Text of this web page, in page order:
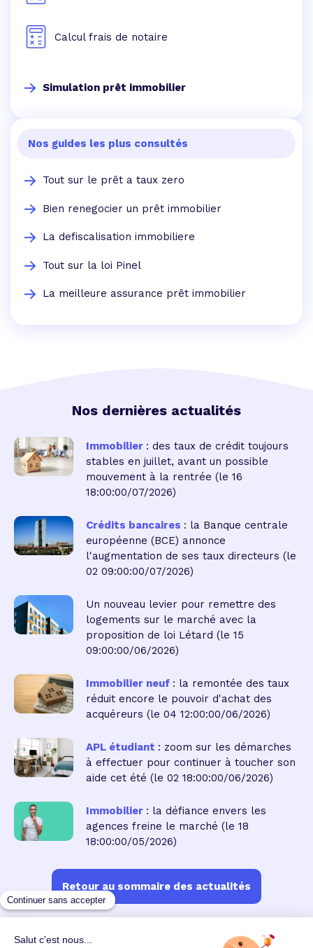
Calcul frais de notaire
Simulation prêt immobilier
Nos guides les plus consultés
Tout sur le prêt a taux zero
Bien renegocier un prêt immobilier
La defiscalisation immobiliere
Tout sur la loi Pinel
La meilleure assurance prêt immobilier
Nos dernières actualités
Immobilier : des taux de crédit toujours
stables en juillet, avant un possible
mouvement à la rentrée (le 16
18:00:00/07/2026)
Crédits bancaires : la Banque centrale
européenne (BCE) annonce
l'augmentation de ses taux directeurs (le
02 09:00:00/07/2026)
Un nouveau levier pour remettre des
logements sur le marché avec la
proposition de loi Létard (le 15
09:00:00/06/2026)
Immobilier neuf : la remontée des taux
réduit encore le pouvoir d'achat des
acquéreurs (le 04 12:00:00/06/2026)
APL étudiant : zoom sur les démarches
à effectuer pour continuer à toucher son
aide cet été (le 02 18:00:00/06/2026)
Immobilier : la défiance envers les
agences freine le marché (le 18
18:00:00/05/2026)
Retour au sommaire des actualités